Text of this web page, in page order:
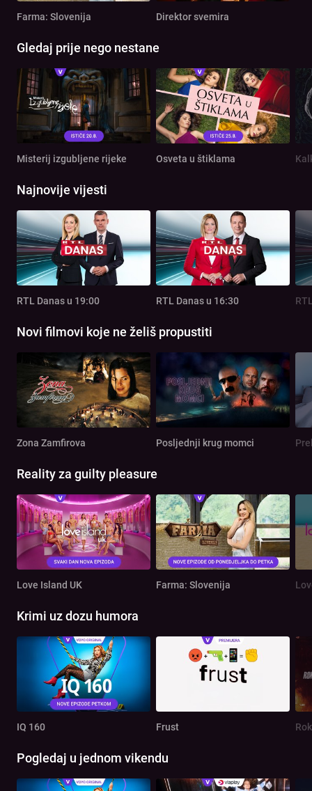
Farma: Slovenija Direktor svemira
Gledaj prije nego nestane
Misterij izgubljene rijeke Osveta u štiklama
Najnovije vijesti
RTL Danas u 19:00 RTL Danas u 16:30
Novi filmovi koje ne želiš propustiti
Zona Zamfirova Posljednji krug momci
Reality za guilty pleasure
Love Island UK Farma: Slovenija
Krimi uz dozu humora
IQ 160 Frust
Pogledaj u jednom vikendu